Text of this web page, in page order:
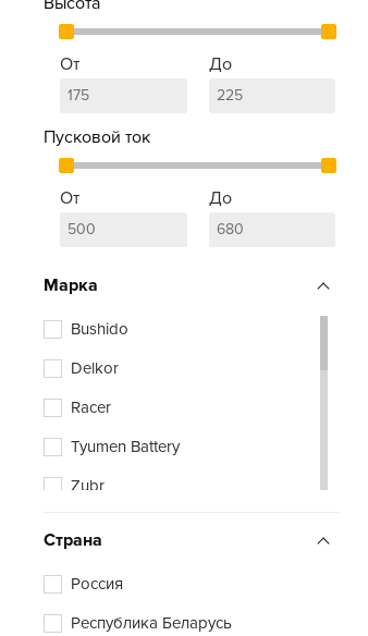
От До
Пусковой ток
От До
Марка
Bushido
Delkor
Racer
Tyumen Battery
Zubr
Страна
Россия
Республика Беларусь